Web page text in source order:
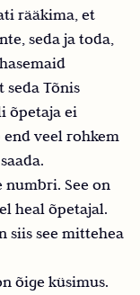
rääkima, et
seda ja toda,
Tõnis
õpetaja ei
veel rohkem
numbri. See on
heal õpetajal.
siis see mittehea
õige küsimus.